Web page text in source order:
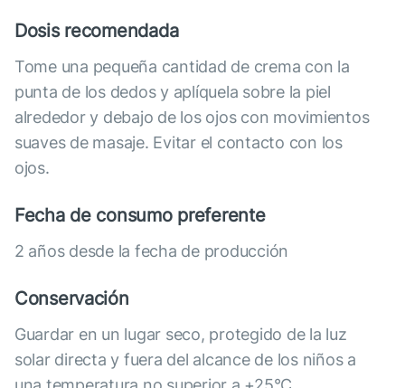
Dosis recomendada
Tome una pequeña cantidad de crema con la
punta de los dedos y aplíquela sobre la piel
alrededor y debajo de los ojos con movimientos
suaves de masaje. Evitar el contacto con los
ojos.
Fecha de consumo preferente
2 años desde la fecha de producción
Conservación
Guardar en un lugar seco, protegido de la luz
solar directa y fuera del alcance de los niños a